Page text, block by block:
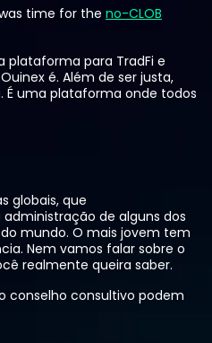
time for the no-CLOB
plataforma para TradFi e
é. Além de ser justa,
uma plataforma onde todos
globais, que
de alguns dos
mundo. O mais jovem tem
Nem vamos falar sobre o
realmente queira saber.
conselho consultivo podem